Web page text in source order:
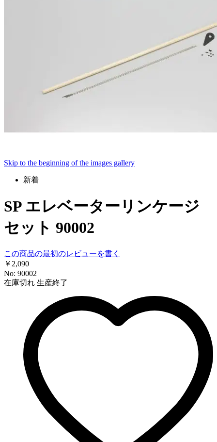
Skip to the beginning of the images gallery
新着
SP エレベーターリンケージ
セット 90002
この商品の最初のレビューを書く
￥2,090
No: 90002
在庫切れ 生産終了